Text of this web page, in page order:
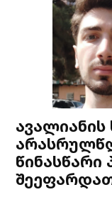
ავალიანის
წინასწარი